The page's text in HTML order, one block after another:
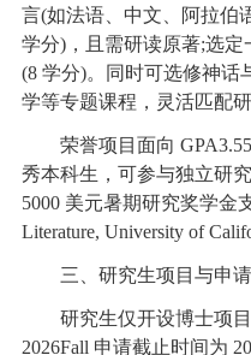
言(如法语、中文、阿拉伯
学分)，且需研读原著;选
(8 学分)。同时可选修神话
学等专题课程，灵活匹配研
荣誉项目面向 GPA3.55
秀本科生，可参与独立研
5000 美元暑期研究奖学金
Literature, University of
三、研究生项目与申请
研究生仅开设博士项目
2026Fall 申请截止时间为